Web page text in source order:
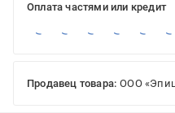
Оплата частями или кредит
Продавец товара: ООО